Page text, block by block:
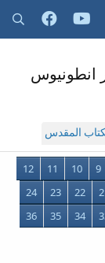
5 | تفسير انطونيوس
المقدس
9
10
11
12
22
23
24
34
35
36